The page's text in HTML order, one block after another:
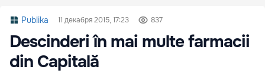
Publika 11 декабря 2015, 17:23 837
Descinderi în mai multe farmacii
din Capitală